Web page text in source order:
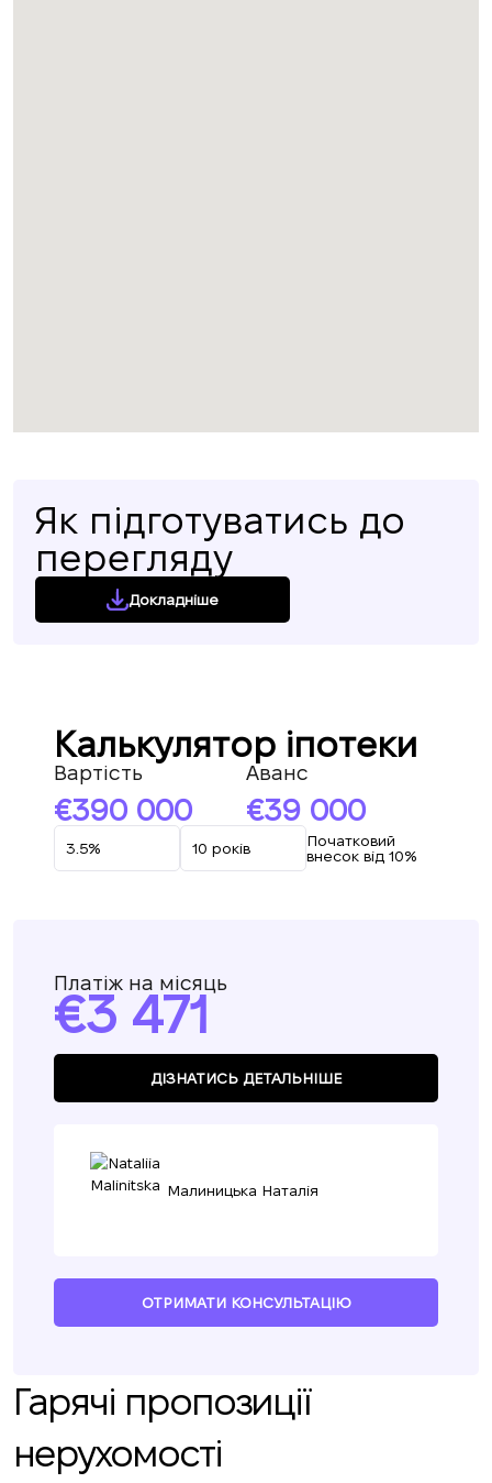
Як підготуватись до
перегляду
Докладніше
Калькулятор іпотеки
Вартість
390 000
Аванс
39 000
Початковий
внесок від 10%
Платіж на місяць
3 471
ДІЗНАТИСЬ ДЕТАЛЬНІШЕ
Малиницька Наталія
ОТРИМАТИ КОНСУЛЬТАЦІЮ
Гарячі пропозиції
нерухомості